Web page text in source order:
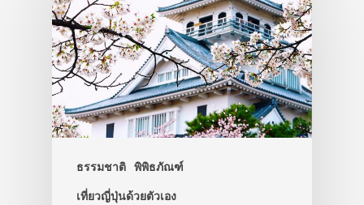
ธรรมชาติ พิพิธภัณฑ์
เที่ยวญี่ปุ่นด้วยตัวเอง